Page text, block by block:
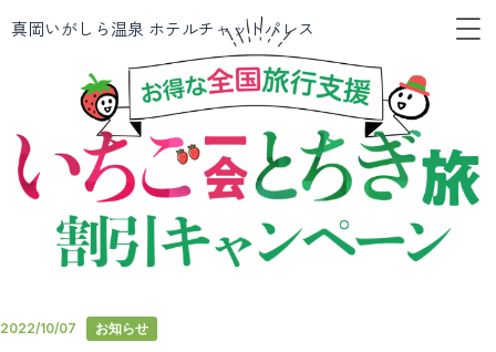
容
キ
真岡いがしら温泉 ホテルチャットパレス
メ
ニ
2022/10/07 お知らせ